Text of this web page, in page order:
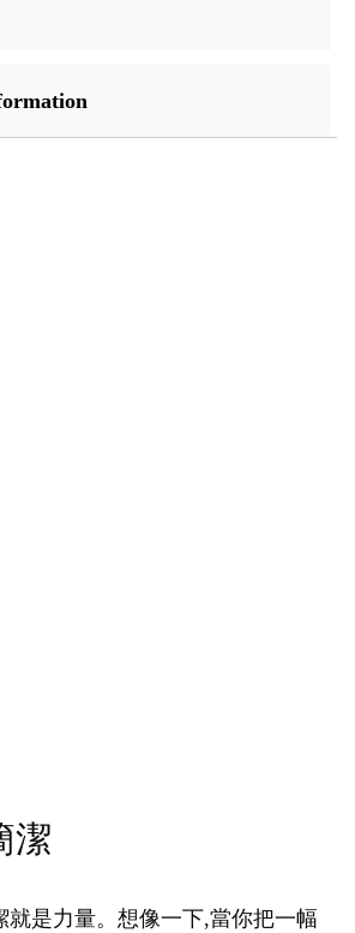
潔
就是力量。想像一下,當你把一幅